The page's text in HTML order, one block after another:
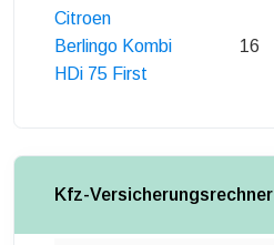
Citroen
Berlingo Kombi
HDi 75 First
16
Kfz-Versicherungsrechner